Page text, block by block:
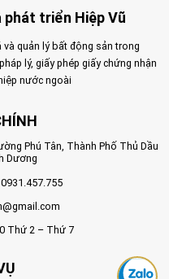
triển Hiệp Vũ
quản lý bất động sản trong
lý, giấy phép giấy chứng nhận
nước ngoài
Phú Tân, Thành Phố Thủ Dầu
Dương
0931.457.755
Thứ 2 – Thứ 7